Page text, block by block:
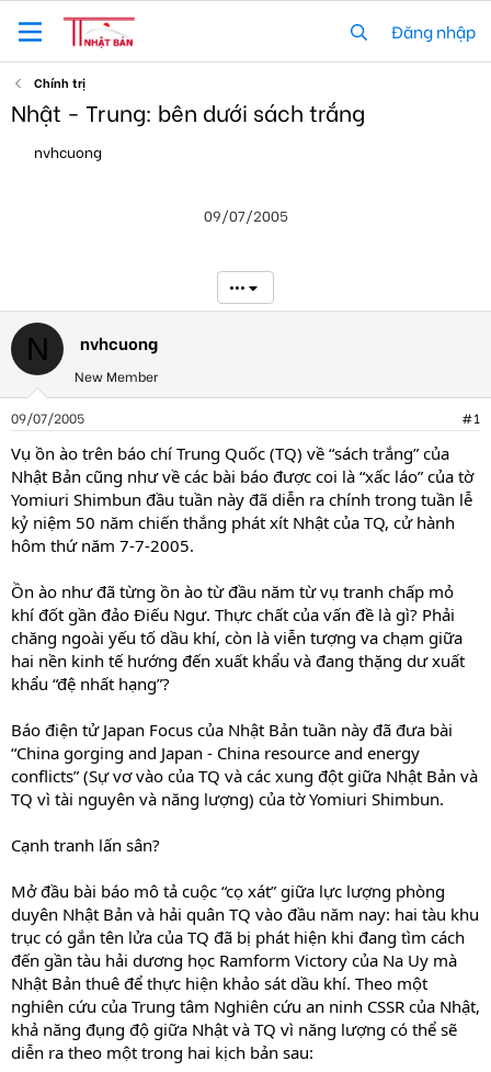
Đăng nhập
Chính trị
Nhật - Trung: bên dưới sách trắng
h
r
t
e
r
nvhcuong
09/07/2005
•••
N nvhcuong
New Member
09/07/2005 #1
Vụ ồn ào trên báo chí Trung Quốc (TQ) về “sách trắng” của
Nhật Bản cũng như về các bài báo được coi là “xấc láo” của tờ
Yomiuri Shimbun đầu tuần này đã diễn ra chính trong tuần lễ
kỷ niệm 50 năm chiến thắng phát xít Nhật của TQ, cử hành
hôm thứ năm 7-7-2005.
Ồn ào như đã từng ồn ào từ đầu năm từ vụ tranh chấp mỏ
khí đốt gần đảo Điếu Ngư. Thực chất của vấn đề là gì? Phải
chăng ngoài yếu tố dầu khí, còn là viễn tượng va chạm giữa
hai nền kinh tế hướng đến xuất khẩu và đang thặng dư xuất
khẩu “đệ nhất hạng”?
Báo điện tử Japan Focus của Nhật Bản tuần này đã đưa bài
“China gorging and Japan - China resource and energy
conflicts” (Sự vơ vào của TQ và các xung đột giữa Nhật Bản và
TQ vì tài nguyên và năng lượng) của tờ Yomiuri Shimbun.
Cạnh tranh lấn sân?
Mở đầu bài báo mô tả cuộc “cọ xát” giữa lực lượng phòng
duyên Nhật Bản và hải quân TQ vào đầu năm nay: hai tàu khu
trục có gắn tên lửa của TQ đã bị phát hiện khi đang tìm cách
đến gần tàu hải dương học Ramform Victory của Na Uy mà
Nhật Bản thuê để thực hiện khảo sát dầu khí. Theo một
nghiên cứu của Trung tâm Nghiên cứu an ninh CSSR của Nhật,
khả năng đụng độ giữa Nhật và TQ vì năng lượng có thể sẽ
diễn ra theo một trong hai kịch bản sau: